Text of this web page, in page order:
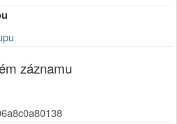
záznamu